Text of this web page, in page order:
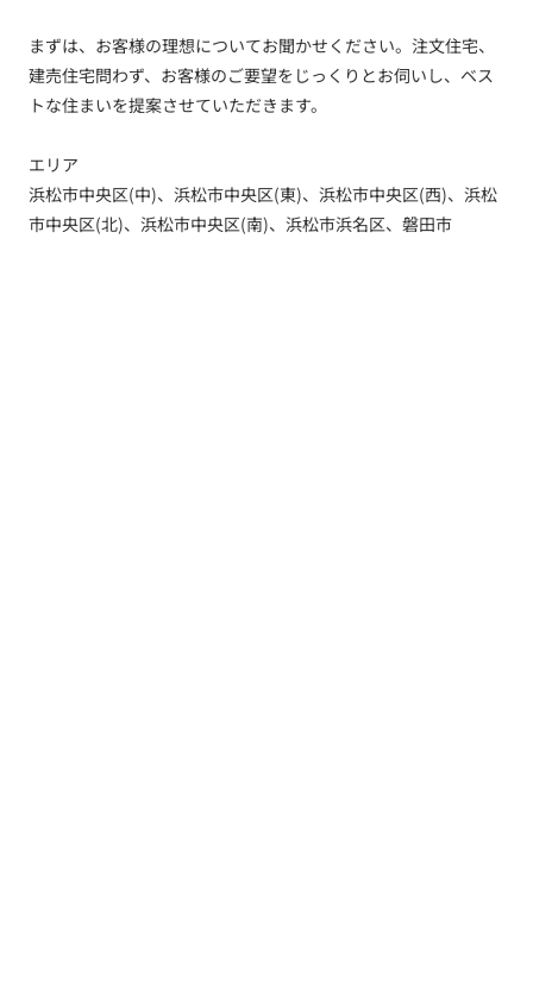
まずは、お客様の理想についてお聞かせください。注文住宅、
建売住宅問わず、お客様のご要望をじっくりとお伺いし、ベス
トな住まいを提案させていただきます。
エリア
浜松市中央区(中)、浜松市中央区(東)、浜松市中央区(西)、浜松
市中央区(北)、浜松市中央区(南)、浜松市浜名区、磐田市